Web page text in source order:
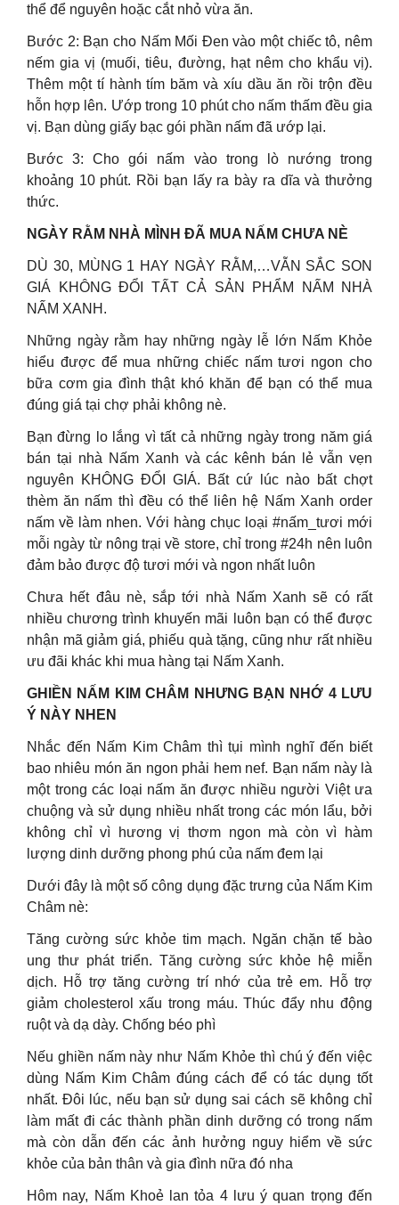
thể để nguyên hoặc cắt nhỏ vừa ăn.
Bước 2: Bạn cho Nấm Mối Đen vào một chiếc tô, nêm
nếm gia vị (muối, tiêu, đường, hạt nêm cho khẩu vị).
Thêm một tí hành tím băm và xíu dầu ăn rồi trộn đều
hỗn hợp lên. Ướp trong 10 phút cho nấm thấm đều gia
vị. Bạn dùng giấy bạc gói phần nấm đã ướp lại.
Bước 3: Cho gói nấm vào trong lò nướng trong
khoảng 10 phút. Rồi bạn lấy ra bày ra dĩa và thưởng
thức.
NGÀY RẰM NHÀ MÌNH ĐÃ MUA NẤM CHƯA NÈ
DÙ 30, MÙNG 1 HAY NGÀY RẰM,…VẪN SẮC SON
GIÁ KHÔNG ĐỔI TẤT CẢ SẢN PHẨM NẤM NHÀ
NẤM XANH.
Những ngày rằm hay những ngày lễ lớn Nấm Khỏe
hiểu được để mua những chiếc nấm tươi ngon cho
bữa cơm gia đình thật khó khăn để bạn có thể mua
đúng giá tại chợ phải không nè.
Bạn đừng lo lắng vì tất cả những ngày trong năm giá
bán tại nhà Nấm Xanh và các kênh bán lẻ vẫn vẹn
nguyên KHÔNG ĐỔI GIÁ. Bất cứ lúc nào bất chợt
thèm ăn nấm thì đều có thể liên hệ Nấm Xanh order
nấm về làm nhen. Với hàng chục loại #nấm_tươi mới
mỗi ngày từ nông trại về store, chỉ trong #24h nên luôn
đảm bảo được độ tươi mới và ngon nhất luôn
Chưa hết đâu nè, sắp tới nhà Nấm Xanh sẽ có rất
nhiều chương trình khuyến mãi luôn bạn có thể được
nhận mã giảm giá, phiếu quà tặng, cũng như rất nhiều
ưu đãi khác khi mua hàng tại Nấm Xanh.
GHIỀN NẤM KIM CHÂM NHƯNG BẠN NHỚ 4 LƯU
Ý NÀY NHEN
Nhắc đến Nấm Kim Châm thì tụi mình nghĩ đến biết
bao nhiêu món ăn ngon phải hem nef. Bạn nấm này là
một trong các loại nấm ăn được nhiều người Việt ưa
chuộng và sử dụng nhiều nhất trong các món lẩu, bởi
không chỉ vì hương vị thơm ngon mà còn vì hàm
lượng dinh dưỡng phong phú của nấm đem lại
Dưới đây là một số công dụng đặc trưng của Nấm Kim
Châm nè:
Tăng cường sức khỏe tim mạch. Ngăn chặn tế bào
ung thư phát triển. Tăng cường sức khỏe hệ miễn
dịch. Hỗ trợ tăng cường trí nhớ của trẻ em. Hỗ trợ
giảm cholesterol xấu trong máu. Thúc đẩy nhu động
ruột và dạ dày. Chống béo phì
Nếu ghiền nấm này như Nấm Khỏe thì chú ý đến việc
dùng Nấm Kim Châm đúng cách để có tác dụng tốt
nhất. Đôi lúc, nếu bạn sử dụng sai cách sẽ không chỉ
làm mất đi các thành phần dinh dưỡng có trong nấm
mà còn dẫn đến các ảnh hưởng nguy hiểm về sức
khỏe của bản thân và gia đình nữa đó nha
Hôm nay, Nấm Khoẻ lan tỏa 4 lưu ý quan trọng đến